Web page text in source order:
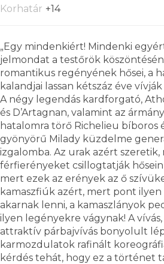
Korhatár +14
„Egy mindenkiért! Mindenki
jelmondat a testőrök
romantikus regényének hősei, a
kalandjai lassan kétszáz éve
A négy legendás kardforgató,
és D’Artagnan, valamint az
hatalomra törő Richelieu bíboros
gyönyörű Milady küzdelme
izgalomba. Az urak azért
férfierényeket csillogtatják
mert ezek az erények az ő
kamaszfiúk azért, mert pont
akarnak lenni, a kamaszlányok
ilyen legényekre vágynak! A
attraktív párbajvívás bonyolult
karmozdulatok rafinált
kérdés tehát, hogy ez a történet